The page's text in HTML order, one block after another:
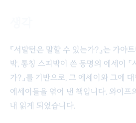
『서발턴은 말할 수 있는가?』는 가야
박, 통칭 스피박이 쓴 동명의 에세이
가?」를 기반으로, 그 에세이와 그에
에세이들을 엮어 낸 책입니다. 와이프
내 읽게 되었습니다.